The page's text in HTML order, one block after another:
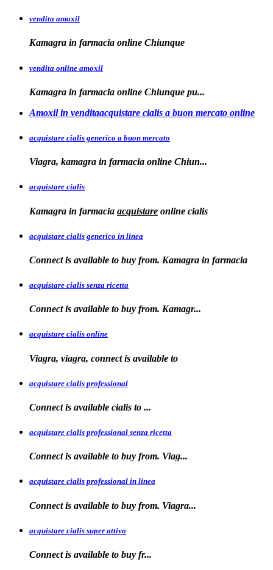
vendita amoxil
Kamagra in farmacia online Chiunque
vendita online amoxil
Kamagra in farmacia online Chiunque pu...
Amoxil in venditaacquistare cialis a buon mercato online
acquistare cialis generico a buon mercato
Viagra, kamagra in farmacia online Chiun...
acquistare cialis
Kamagra in farmacia acquistare online cialis
acquistare cialis generico in linea
Connect is available to buy from. Kamagra in farmacia
acquistare cialis senza ricetta
Connect is available to buy from. Kamagr...
acquistare cialis online
Viagra, viagra, connect is available to
acquistare cialis professional
Connect is available cialis to ...
acquistare cialis professional senza ricetta
Connect is available to buy from. Viag...
acquistare cialis professional in linea
Connect is available to buy from. Viagra...
acquistare cialis super attivo
Connect is available to buy fr...